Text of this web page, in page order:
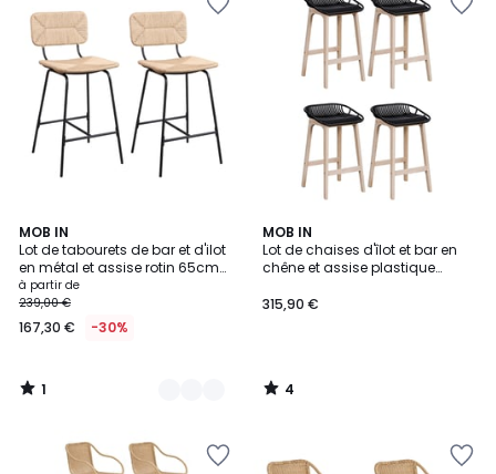
MOB IN
Lot de tabourets de bar et d'ilot
en métal et assise rotin 65cm
TIDRA|Lot de 2 | Lot de 2
à partir de
239,00 €
167,30 € -30%
1
/
5
2
Couleurs
1
/
MOB IN
Lot de chaises d'îlot et bar en
chêne et assise plastique
315,90 €
4
/
5
4
/